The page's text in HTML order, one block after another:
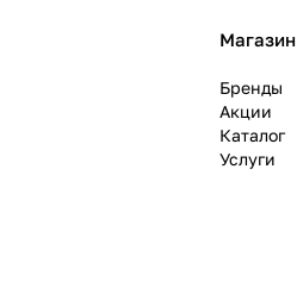
Магазин
Бренды
Акции
Каталог
Услуги